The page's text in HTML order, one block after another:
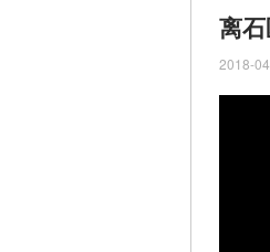
离
2018-